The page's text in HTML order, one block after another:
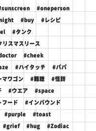
#oneperson
#buy #レシピ
#タンク
リスマスリース
#cheek
#ハイタッチ #パパ
マワゴン #難聴 #怪訝
#ウエア #space
フード #インバウンド
#purple #toast
#grief #hug #Zodiac